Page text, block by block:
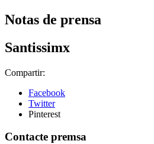
Notas de prensa
Santissimx
Compartir:
Facebook
Twitter
Pinterest
Contacte premsa